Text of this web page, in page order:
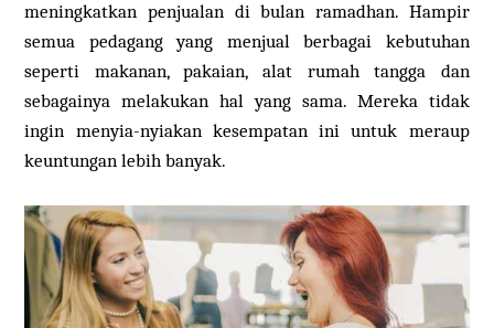
meningkatkan penjualan di bulan ramadhan. Hampir
semua pedagang yang menjual berbagai kebutuhan
seperti makanan, pakaian, alat rumah tangga dan
sebagainya melakukan hal yang sama. Mereka tidak
ingin menyia-nyiakan kesempatan ini untuk meraup
keuntungan lebih banyak.